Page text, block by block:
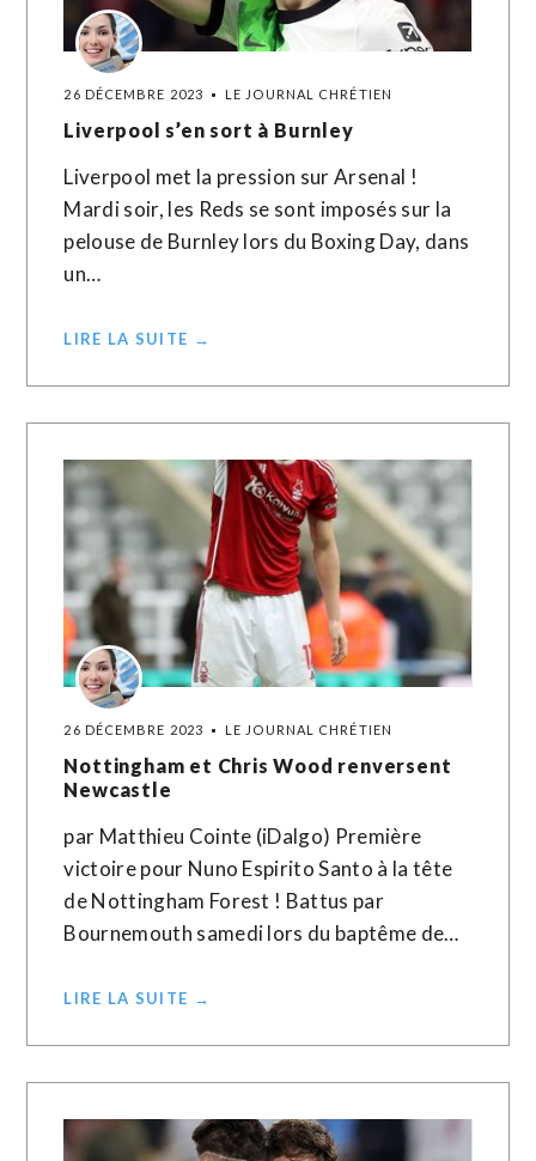
26 DÉCEMBRE 2023 LE JOURNAL CHRÉTIEN
Liverpool s’en sort à Burnley
Liverpool met la pression sur Arsenal !
Mardi soir, les Reds se sont imposés sur la
pelouse de Burnley lors du Boxing Day, dans
un…
LIRE LA SUITE →
26 DÉCEMBRE 2023 LE JOURNAL CHRÉTIEN
Nottingham et Chris Wood renversent
Newcastle
par Matthieu Cointe (iDalgo) Première
victoire pour Nuno Espirito Santo à la tête
de Nottingham Forest ! Battus par
Bournemouth samedi lors du baptême de…
LIRE LA SUITE →